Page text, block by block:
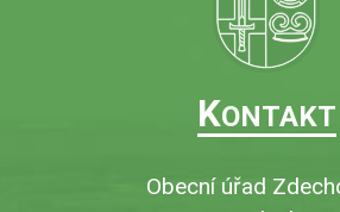
KONTAKT
Obecní úřad